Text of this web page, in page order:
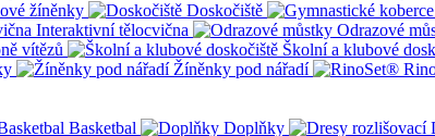
žíněnky Doskočiště
Interaktivní tělocvična Odrazové
vítězů Školní a klubové
Žíněnky pod nářadí
Basketbal Doplňky